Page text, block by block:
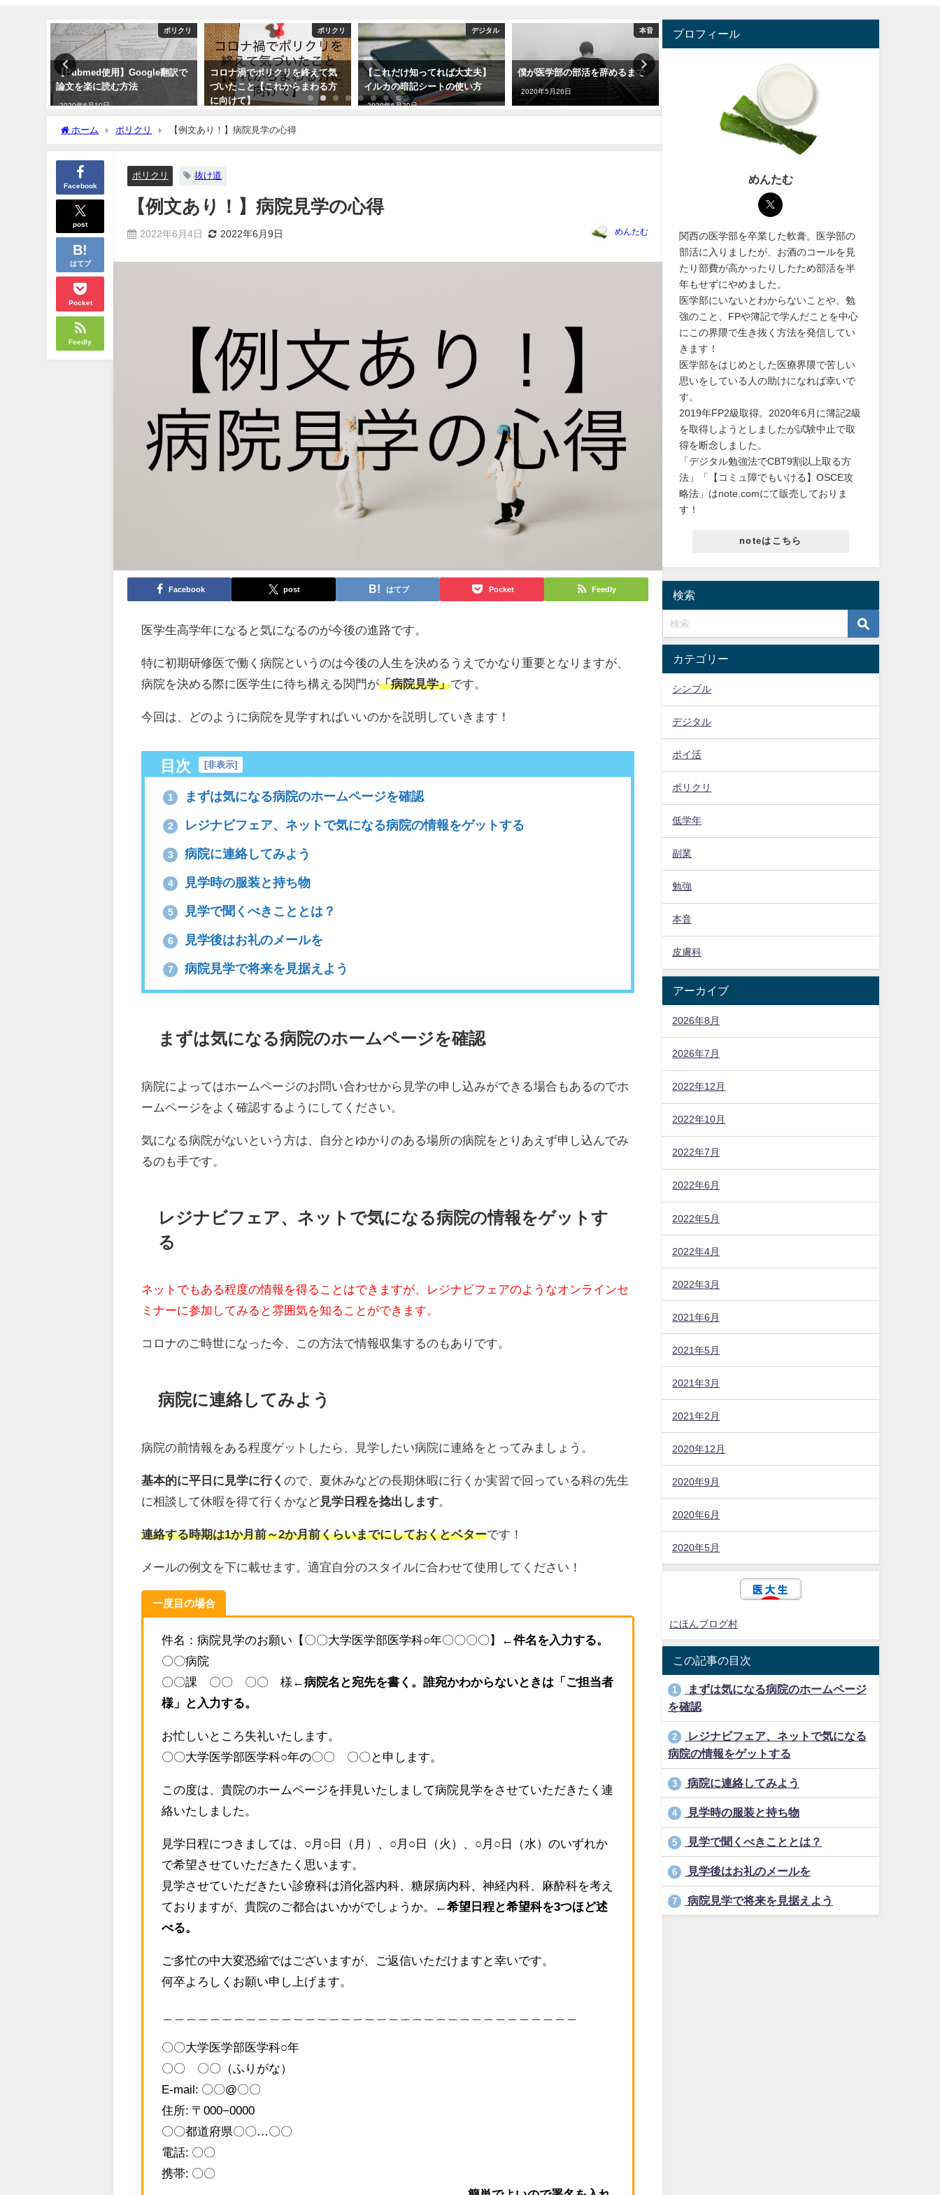
ポリクリ
【Pubmed使用】Google翻訳で
論文を楽に読む方法
2020年6月10日
ポリクリ
コロナ渦でポリクリを終えて気
づいたこと【これからまわる方
に向けて】
デジタル
【これだけ知ってれば大丈夫】
イルカの暗記シートの使い方
2020年6月20日
本音
僕が医学部の部活を辞めるまで
2020年5月26日
mediLinkマルチウィンドウ対応
ホーム ポリクリ 【例文あり！】病院見学の心得
Facebook
post
はてブ
Pocket
Feedly
ポリクリ 抜け道
【例文あり！】病院見学の心得
2022年6月4日 2022年6月9日 めんたむ
Facebook post はてブ Pocket Feedly
医学生高学年になると気になるのが今後の進路です。
特に初期研修医で働く病院というのは今後の人生を決めるうえでかなり重要となりますが、
病院を決める際に医学生に待ち構える関門が「病院見学」です。
今回は、どのように病院を見学すればいいのかを説明していきます！
目次 [非表示]
1 まずは気になる病院のホームページを確認
2 レジナビフェア、ネットで気になる病院の情報をゲットする
3 病院に連絡してみよう
4 見学時の服装と持ち物
5 見学で聞くべきこととは？
6 見学後はお礼のメールを
7 病院見学で将来を見据えよう
まずは気になる病院のホームページを確認
病院によってはホームページのお問い合わせから見学の申し込みができる場合もあるのでホ
ームページをよく確認するようにしてください。
気になる病院がないという方は、自分とゆかりのある場所の病院をとりあえず申し込んでみ
るのも手です。
レジナビフェア、ネットで気になる病院の情報をゲットす
る
ネットでもある程度の情報を得ることはできますが、レジナビフェアのようなオンラインセ
ミナーに参加してみると雰囲気を知ることができます。
コロナのご時世になった今、この方法で情報収集するのもありです。
病院に連絡してみよう
病院の前情報をある程度ゲットしたら、見学したい病院に連絡をとってみましょう。
基本的に平日に見学に行くので、夏休みなどの長期休暇に行くか実習で回っている科の先生
に相談して休暇を得て行くかなど見学日程を捻出します
連絡する時期は1か月前～2か月前くらいまでにしておくとベターです！
メールの例文を下に載せます。適宜自分のスタイルに合わせて使用してください！
一度目の場合
件名：病院見学のお願い【〇〇大学医学部医学科○年〇〇〇〇】
←件名を入力する。
〇〇病院
〇〇課 〇〇 〇〇 様 ←病院名と宛先を書く。誰宛かわからないときは「ご担当者
様」と入力する。
お忙しいところ失礼いたします。
〇〇大学医学部医学科○年の〇〇 〇〇と申します。
この度は、貴院のホームページを拝見いたしまして病院見学をさせていただきたく連
絡いたしました。
見学日程につきましては、○月○日（月）、○月○日（火）、○月○日（水）のいずれか
で希望させていただきたく思います。
見学させていただきたい診療科は消化器内科、糖尿病内科、神経内科、麻酔科を考え
ておりますが、貴院のご都合はいかがでしょうか。
←希望日程と希望科を3つほど述
べる。
ご多忙の中大変恐縮ではございますが、ご返信いただけますと幸いです。
何卒よろしくお願い申し上げます。
〇〇大学医学部医学科○年
〇〇 〇〇（ふりがな）
E-mail: 〇〇@〇〇
住所: 〒000−0000
〇〇都道府県〇〇…〇〇
電話: 〇〇
携帯: 〇〇
プロフィール
めんたむ
関西の医学部を卒業した軟膏。医学部の
部活に入りましたが、お酒のコールを見
たり部費が高かったりしたため部活を半
年もせずにやめました。
医学部にいないとわからないことや、勉
強のこと、FPや簿記で学んだことを中心
にこの界隈で生き抜く方法を発信してい
きます！
医学部をはじめとした医療界隈で苦しい
思いをしている人の助けになれば幸いで
す。
2019年FP2級取得。2020年6月に簿記2級
を取得しようとしましたが試験中止で取
得を断念しました。
「デジタル勉強法でCBT9割以上取る方
法」「【コミュ障でもいける】OSCE攻
略法」はnote.comにて販売しておりま
す！
noteはこちら
検索
カテゴリー
シンプル
デジタル
ポイ活
ポリクリ
低学年
副業
勉強
本音
皮膚科
アーカイブ
2026年8月
2026年7月
2022年12月
2022年10月
2022年7月
2022年6月
2022年5月
2022年4月
2022年3月
2021年6月
2021年5月
2021年3月
2021年2月
2020年12月
2020年9月
2020年6月
2020年5月
にほんブログ村
この記事の目次
1
まずは気になる病院のホームページ
を確認
2
レジナビフェア、ネットで気になる
病院の情報をゲットする
3 病院に連絡してみよう
4 見学時の服装と持ち物
5 見学で聞くべきこととは？
6 見学後はお礼のメールを
7 病院見学で将来を見据えよう